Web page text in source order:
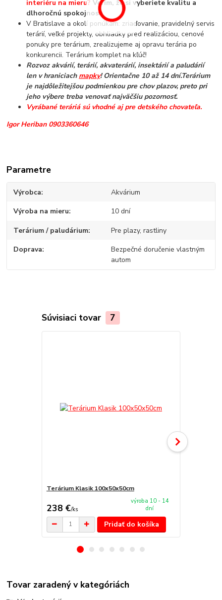
interiéru na mieru?Verím, že si vyberiete kvalitu a
dlhoročnú spokojnosť.
V Bratislave a okolí ponúkam: zriaďovanie, pravidelný servis
terárií, veľké projekty, obhliadky pred realizáciou, cenové
ponuky pre terárium, zrealizujeme aj opravu terária po
konkurencii. Terárium komplet na kľúč!
Rozvoz akvárií, terárií, akvaterárií, insektárií a paludárií
len v hraniciach mapky! Orientačne 10 až 14 dní.Terárium
je najdôležitejšou podmienkou pre chov plazov, preto pri
jeho výbere treba venovať najväčšiu pozornosť.
Vyrábané teráriá sú vhodné aj pre detského chovateľa.
Igor Heriban 0903360646
Parametre
Výrobca Akvárium
Výroba na mieru 10 dní
Terárium / paludárium Pre plazy, rastliny
Doprava
Bezpečné doručenie vlastným
autom
Súvisiaci tovar 7
Terárium Klasik 100x50x50cm
238 €/ks
výroba 10 - 14
dní
Pridať do košíka
Tovar zaradený v kategóriách